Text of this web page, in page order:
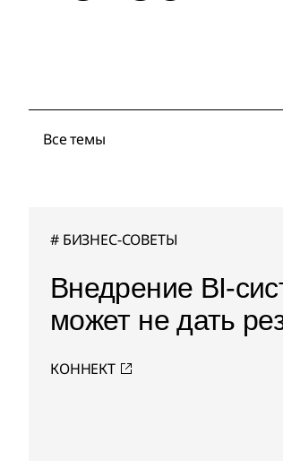
Все темы
БИЗНЕС-СОВЕТЫ
Внедрение BI-
может не дать
КОННЕКТ